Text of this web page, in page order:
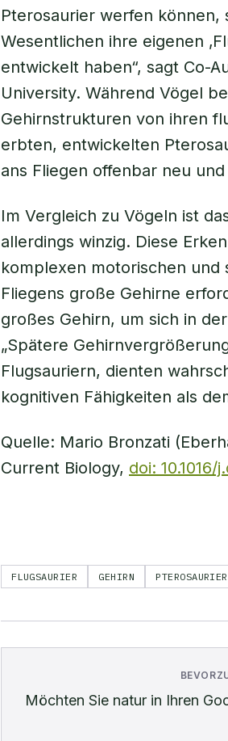
Pterosaurier werfen können,
Wesentlichen ihre eigenen
entwickelt haben“, sagt Co-
University. Während Vögel
Gehirnstrukturen von ihren
erbten, entwickelten
ans Fliegen offenbar neu
Im Vergleich zu Vögeln ist
allerdings winzig. Diese
komplexen motorischen und
Fliegens große Gehirne
großes Gehirn, um sich in
„Spätere
Flugsauriern, dienten
kognitiven Fähigkeiten als
Quelle: Mario Bronzati
Current Biology, doi: 10.1016/
FLUGSAURIER GEHIRN PTEROSAURIER
Möchten Sie naturin Ihren